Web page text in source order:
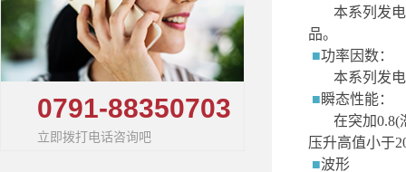
0791-88350703
立即拨打电话咨询吧
本系列发
品。
■功率因数：
本系列发
■瞬态性能：
在突加0.8(
压升高值小于
■波形